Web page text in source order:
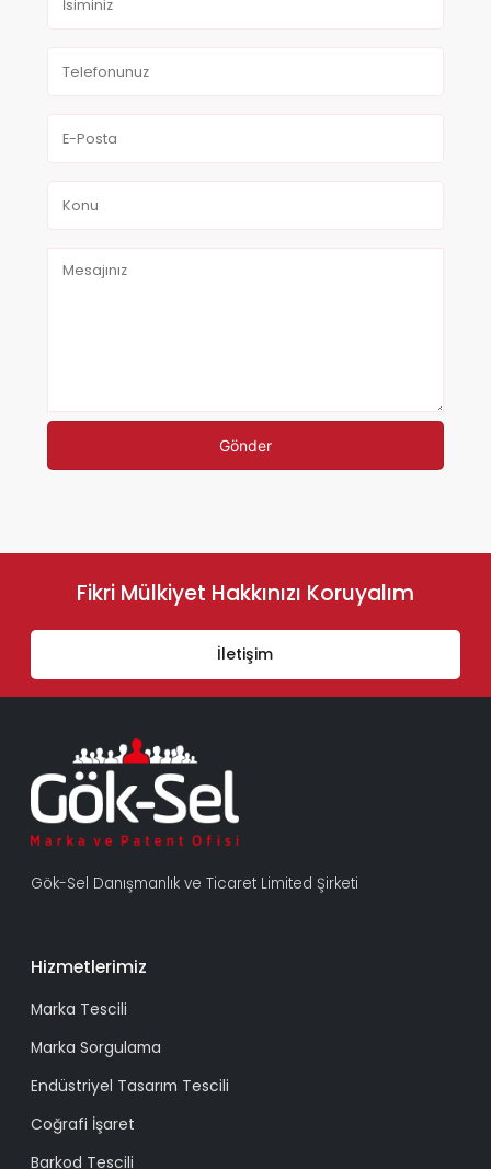
Gönder
Fikri Mülkiyet Hakkınızı Koruyalım
İletişim
Gök-Sel Danışmanlık ve Ticaret Limited Şirketi
Hizmetlerimiz
Marka Tescili
Marka Sorgulama
Endüstriyel Tasarım Tescili
Coğrafi İşaret
Barkod Tescili